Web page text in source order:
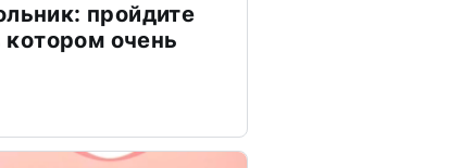
пройдите
котором очень